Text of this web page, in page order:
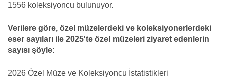
1556 koleksiyoncu bulunuyor.
Verilere göre, özel müzelerdeki ve koleksiyonerlerdeki
eser sayıları ile 2025'te özel müzeleri ziyaret edenlerin
sayısı şöyle:
2026 Özel Müze ve Koleksiyoncu İstatistikleri